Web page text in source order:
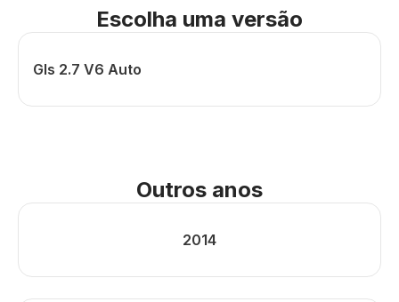
Escolha uma versão
Gls 2.7 V6 Auto
Outros anos
2014